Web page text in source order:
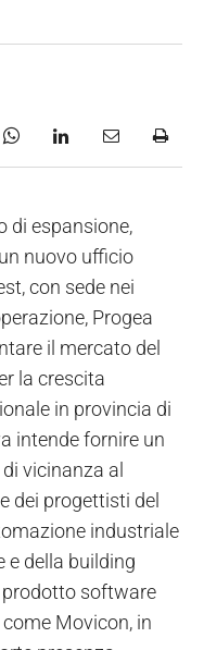
di espansione,
nuovo ufficio
con sede nei
Progea
il mercato del
la crescita
in provincia di
intende fornire un
vicinanza al
dei progettisti del
industriale
e della building
prodotto software
Movicon, in